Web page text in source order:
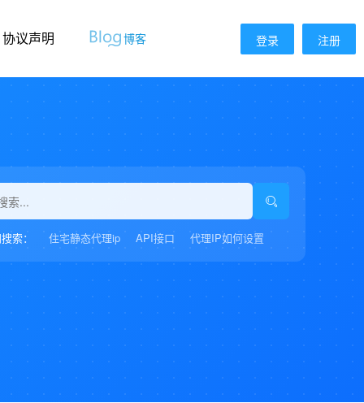
协议声明 博客 登录 注册
索： 住宅静态代理ip API接口 代理IP如何设置